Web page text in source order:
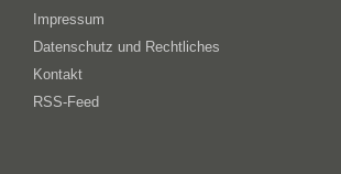
Impressum
Datenschutz und Rechtliches
Kontakt
RSS-Feed